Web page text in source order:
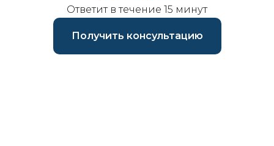
Ответит в течение 15 минут
Получить консультацию